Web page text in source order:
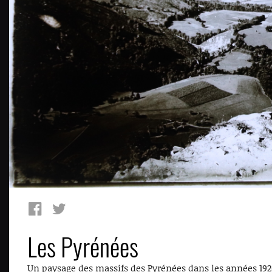
Les Pyrénées
Un paysage des massifs des Pyrénées dans les années